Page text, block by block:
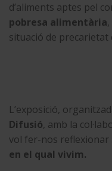
d’aliments aptes pel
pobresa alimentària
situació de
L’exposició,
Difusió, amb la
vol fer-nos reflexionar
en el qual vivim.